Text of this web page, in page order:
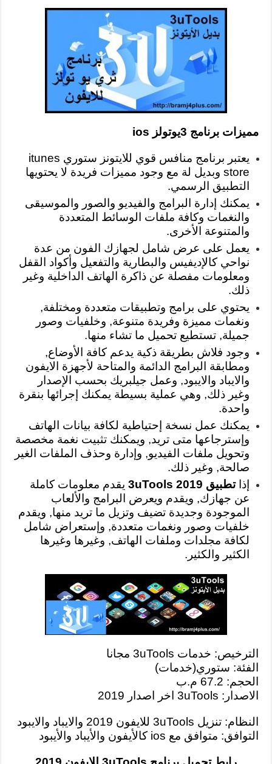
مميزات برنامج 3يوتولز ios
يعتبر برنامج منافس قوي للايتونز ستوري itunes
store وبديل لة مع وجود مميزات فريدة لا يحتويها
التطبيق الرسمي.
يمكنك إدارة البرامج والفيديو والصور والموسيقى
والنغمات وكافة ملفات الوسائط المتعددة
والمتنوعة الأخرى.
يعمل على عرض شامل لجهازك الفون من عدة
نواحي كالإديفيس والبطارية والتفعيل وأكواد القفل
ومعلومات مفصلة عن ذاكرة الهاتف الداخلية وغير
ذلك.
يحتوي على برامج وتطبيقات متعددة ومختلفة,
ونغمات مميزة وفريدة متنوعة, وخلفيات وصور
جميلة, تستطيع تحميل ما تشاء منها.
وجود فلاش بطريقة ذكية يدعم كافة الأوضاع,
ومطابقة البرامج الدائمة والمتاحة لأجهزة الايفون
والايباد والايبود, وعمل جيلبريك بحسب الإصدار
وغير ذلك, وهي عملية بسيطة يمكنك إجرائها بنقرة
واحدة.
يمكنك عمل نسخة إحتياطية لكافة بيانات الهاتف
وإسترجاعها متى تريد, ويمكنك تثبيت نغمة مخصصة
وتحويل ملفات الفيديو, وإدارة وحذف الملفات الغير
صالحة, وغير ذلك.
إذاتطبيق 3uTools 2019
يقدم معلومات كاملة
عن جهازك, ويقدم ويعرض البرامج والألعاب
الموجودة وجديدة تضيف وتزيل ما تريد منها, ويقدم
خلفيات وصور ونغمات متعددة, وإستعراض شامل
لكافة مجلدات وملفات الهاتف, وغيرها وغيرها
الكثير والكثير.
الترخيص: خدمات 3uTools مجانا
الفئة: ستوري(خدمات)
الحجم: 67.2 م.ب
الاصدار: 3uTools اخر اصدار 2019
النظام: تنزيل 3uTools للايفون 2019 والايباد والايبود
التوافق: متوافق مع ios كالأيفون والأيباد والأيبود